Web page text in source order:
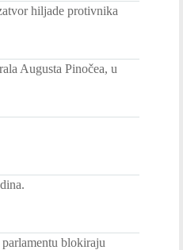
hiljade protivnika
Augusta Pinočea, u
blokiraju